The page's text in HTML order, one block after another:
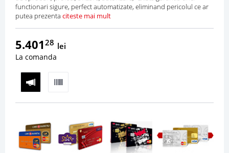
functionari sigure, perfect automatizate, eliminand pericolul ce ar
putea prezenta citeste mai mult
5.40128 lei
La comanda